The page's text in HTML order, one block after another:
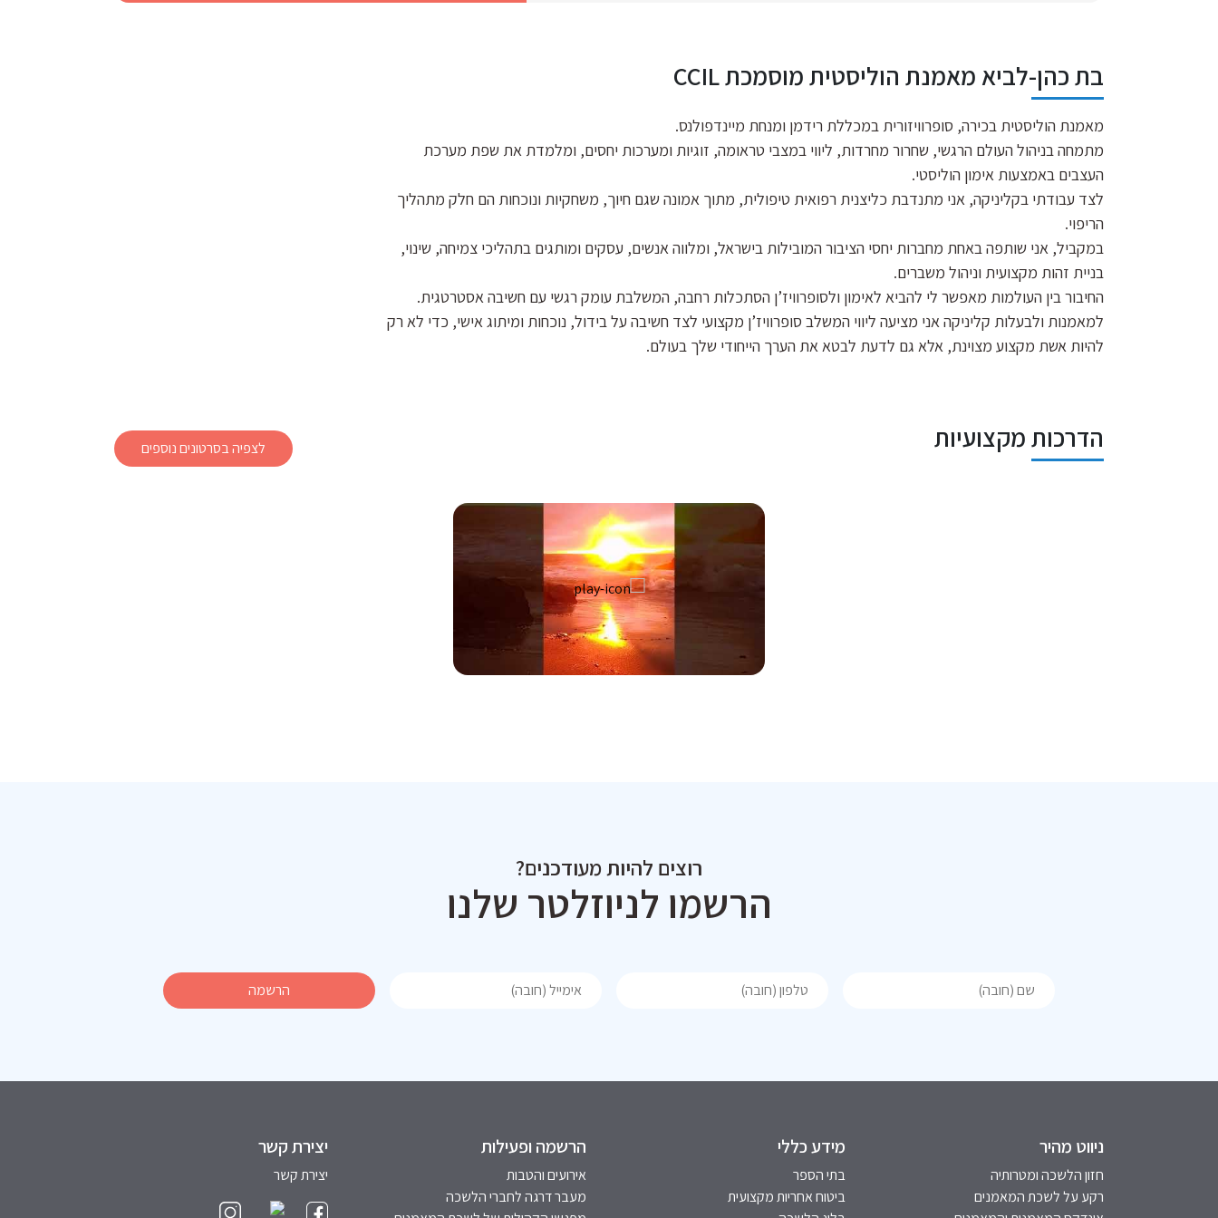
בת כהן-לביא מאמנת הוליסטית מוסמכת CCIL
מאמנת הוליסטית בכירה, סופרוויזורית במכללת רידמן ומנחת מיינדפולנס.
מתמחה בניהול העולם הרגשי, שחרור מחרדות, ליווי במצבי טראומה, זוגיות ומערכות יחסים, ומלמדת את שפת מערכת
העצבים באמצעות אימון הוליסטי.
לצד עבודתי בקליניקה, אני מתנדבת כליצנית רפואית טיפולית, מתוך אמונה שגם חיוך, משחקיות ונוכחות הם חלק מתהליך
הריפוי.
במקביל, אני שותפה באחת מחברות יחסי הציבור המובילות בישראל, ומלווה אנשים, עסקים ומותגים בתהליכי צמיחה, שינוי,
בניית זהות מקצועית וניהול משברים.
החיבור בין העולמות מאפשר לי להביא לאימון ולסופרוויז’ן הסתכלות רחבה, המשלבת עומק רגשי עם חשיבה אסטרטגית.
למאמנות ולבעלות קליניקה אני מציעה ליווי המשלב סופרוויז’ן מקצועי לצד חשיבה על בידול, נוכחות ומיתוג אישי, כדי לא רק
להיות אשת מקצוע מצוינת, אלא גם לדעת לבטא את הערך הייחודי שלך בעולם.
הדרכות מקצועיות לצפיה בסרטונים נוספים
רוצים להיות מעודכנים?
הרשמו לניוזלטר שלנו
ניווט מהיר
חזון הלשכה ומטרותיה
רקע על לשכת המאמנים
מידע כללי
בתי הספר
ביטוח אחריות מקצועית
הרשמה ופעילות
אירועים והטבות
מעבר דרגה לחברי הלשכה
יצירת קשר
יצירת קשר